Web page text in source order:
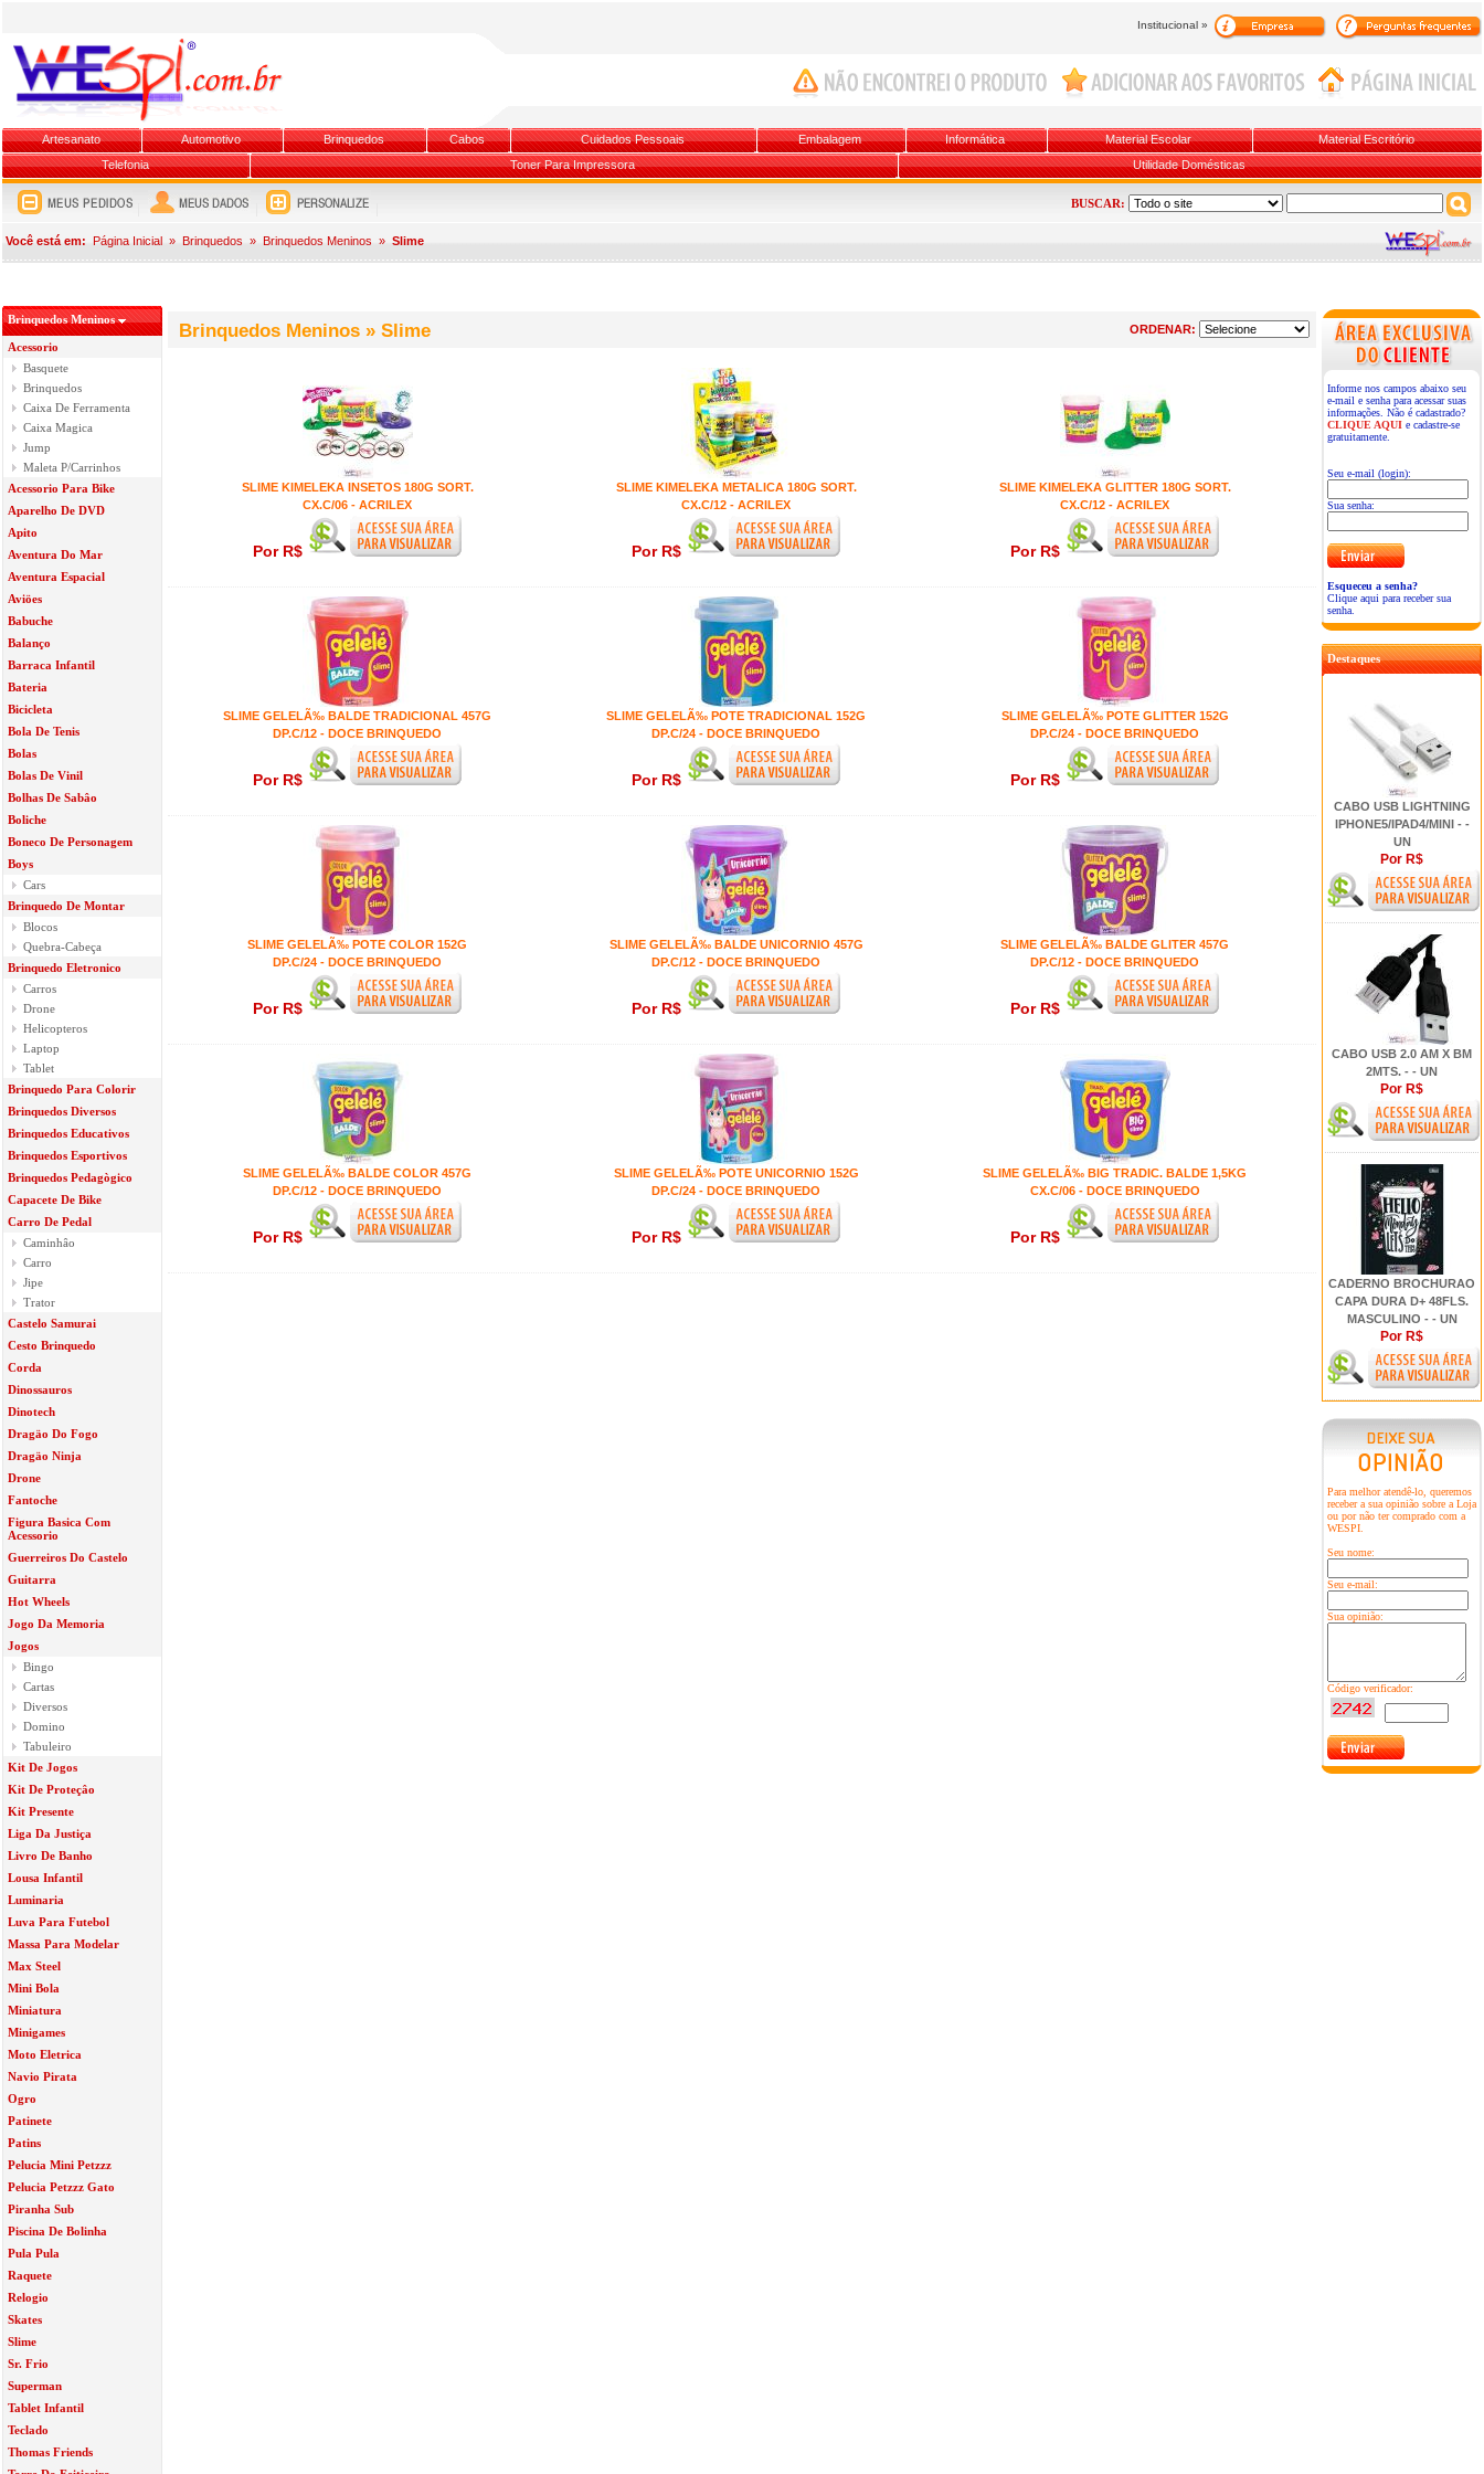
Institucional »
Artesanato Automotivo Brinquedos Cabos Cuidados Pessoais Embalagem Informática Material Escolar
Material Escritório
Telefonia
Toner Para Impressora Utilidade Domésticas
BUSCAR:
Você está em: Página Inicial » Brinquedos » Brinquedos Meninos » Slime
Brinquedos Meninos
Acessorio
Basquete
Brinquedos
Caixa De Ferramenta
Caixa Magica
Jump
Maleta P/Carrinhos
Acessorio Para Bike
Aparelho De DVD
Apito
Aventura Do Mar
Aventura Espacial
Aviöes
Babuche
Balanço
Barraca Infantil
Bateria
Bicicleta
Bola De Tenis
Bolas
Bolas De Vinil
Bolhas De Sabâo
Boliche
Boneco De Personagem
Boys
Cars
Brinquedo De Montar
Blocos
Quebra-Cabeça
Brinquedo Eletronico
Carros
Drone
Helicopteros
Laptop
Tablet
Brinquedo Para Colorir
Brinquedos Diversos
Brinquedos Educativos
Brinquedos Esportivos
Brinquedos Pedagògico
Capacete De Bike
Carro De Pedal
Caminhâo
Carro
Jipe
Trator
Castelo Samurai
Cesto Brinquedo
Corda
Dinossauros
Dinotech
Dragäo Do Fogo
Dragäo Ninja
Drone
Fantoche
Figura Basica Com
Acessorio
Guerreiros Do Castelo
Guitarra
Hot Wheels
Jogo Da Memoria
Jogos
Bingo
Cartas
Diversos
Domino
Tabuleiro
Kit De Jogos
Kit De Proteçâo
Kit Presente
Liga Da Justiça
Livro De Banho
Lousa Infantil
Luminaria
Luva Para Futebol
Massa Para Modelar
Max Steel
Mini Bola
Miniatura
Minigames
Moto Eletrica
Navio Pirata
Ogro
Patinete
Patins
Pelucia Mini Petzzz
Pelucia Petzzz Gato
Piranha Sub
Piscina De Bolinha
Pula Pula
Raquete
Relogio
Skates
Slime
Sr. Frio
Superman
Tablet Infantil
Teclado
Thomas Friends
Informe nos campos abaixo seu
e-mail e senha para acessar suas
informações. Não é cadastrado?
CLIQUE AQUI e cadastre-se
gratuitamente.
Seu e-mail (login):
Sua senha:
Esqueceu a senha?
Clique aqui para receber sua
senha.
Destaques
CABO USB LIGHTNING
IPHONE5/IPAD4/MINI - -
UN
Por R$
CABO USB 2.0 AM X BM
2MTS. - - UN
Por R$
CADERNO BROCHURAO
CAPA DURA D+ 48FLS.
MASCULINO - - UN
Por R$
Para melhor atendê-lo, queremos
receber a sua opinião sobre a Loja
ou por não ter comprado com a
WESPI.
Seu nome:
Seu e-mail:
Sua opinião:
Código verificador:
Brinquedos Meninos » Slime ORDENAR:
SLIME KIMELEKA INSETOS 180G SORT.
CX.C/06 - ACRILEX
Por R$
SLIME KIMELEKA METALICA 180G SORT.
CX.C/12 - ACRILEX
Por R$
SLIME KIMELEKA GLITTER 180G SORT.
CX.C/12 - ACRILEX
Por R$
SLIME GELELÃ‰ BALDE TRADICIONAL 457G
DP.C/12 - DOCE BRINQUEDO
Por R$
SLIME GELELÃ‰ POTE TRADICIONAL 152G
DP.C/24 - DOCE BRINQUEDO
Por R$
SLIME GELELÃ‰ POTE GLITTER 152G
DP.C/24 - DOCE BRINQUEDO
Por R$
SLIME GELELÃ‰ POTE COLOR 152G
DP.C/24 - DOCE BRINQUEDO
Por R$
SLIME GELELÃ‰ BALDE UNICORNIO 457G
DP.C/12 - DOCE BRINQUEDO
Por R$
SLIME GELELÃ‰ BALDE GLITER 457G
DP.C/12 - DOCE BRINQUEDO
Por R$
SLIME GELELÃ‰ BALDE COLOR 457G
DP.C/12 - DOCE BRINQUEDO
Por R$
SLIME GELELÃ‰ POTE UNICORNIO 152G
DP.C/24 - DOCE BRINQUEDO
Por R$
SLIME GELELÃ‰ BIG TRADIC. BALDE 1,5KG
CX.C/06 - DOCE BRINQUEDO
Por R$